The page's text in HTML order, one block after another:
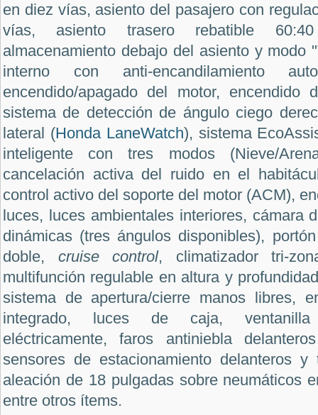
en diez vías, asiento del pasajero con
vías, asiento trasero rebatible
almacenamiento debajo del asiento y modo
interno con anti-encandilamiento
encendido/apagado del motor, encendido
sistema de detección de ángulo ciego
lateral (Honda LaneWatch), sistema
inteligente con tres modos (Nieve/
cancelación activa del ruido en el
control activo del soporte del motor (ACM),
luces, luces ambientales interiores, cámara
dinámicas (tres ángulos disponibles),
doble, cruise control, climatizador tri-
multifunción regulable en altura y
sistema de apertura/cierre manos libres,
integrado, luces de caja, ventanilla
eléctricamente, faros antiniebla
sensores de estacionamiento delanteros
aleación de 18 pulgadas sobre neumáticos
entre otros ítems.